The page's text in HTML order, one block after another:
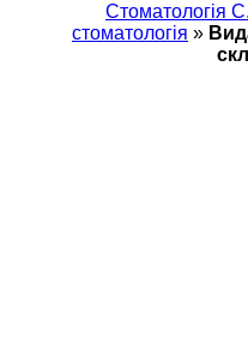
Стоматологія
стоматологія »